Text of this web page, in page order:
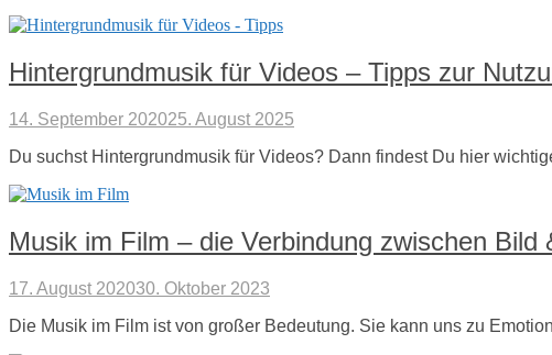
Hintergrundmusik für Videos – Tipps zur
14. September 202025. August 2025
Du suchst Hintergrundmusik für Videos? Dann findest Du hier
Musik im Film – die Verbindung zwischen Bild
17. August 202030. Oktober 2023
Die Musik im Film ist von großer Bedeutung. Sie kann uns zu